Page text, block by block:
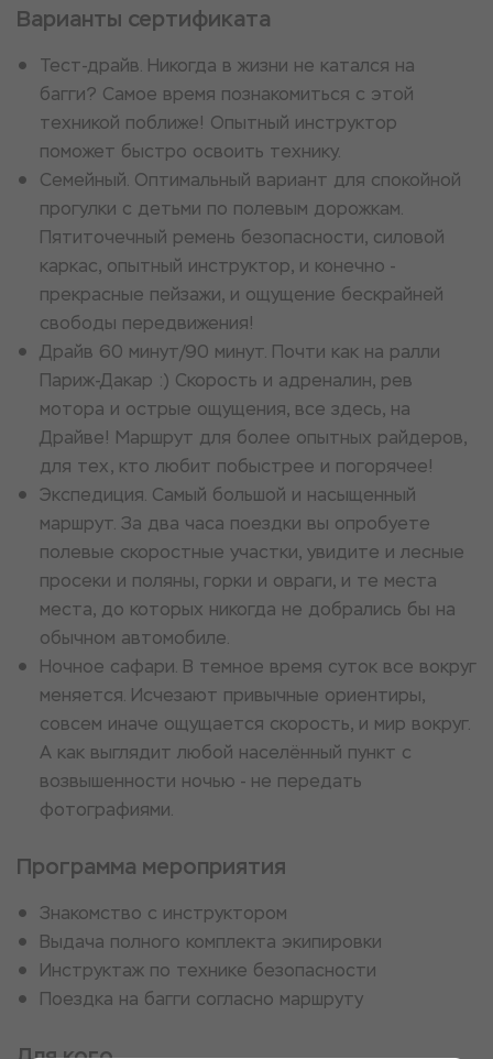
Варианты сертификата
Тест-драйв. Никогда в жизни не катался на
багги? Самое время познакомиться с этой
техникой поближе! Опытный инструктор
поможет быстро освоить технику.
Семейный. Оптимальный вариант для спокойной
прогулки с детьми по полевым дорожкам.
Пятиточечный ремень безопасности, силовой
каркас, опытный инструктор, и конечно -
прекрасные пейзажи, и ощущение бескрайней
свободы передвижения!
Драйв 60 минут/90 минут. Почти как на ралли
Париж-Дакар :) Скорость и адреналин, рев
мотора и острые ощущения, все здесь, на
Драйве! Маршрут для более опытных райдеров,
для тех, кто любит побыстрее и погорячее!
Экспедиция. Самый большой и насыщенный
маршрут. За два часа поездки вы опробуете
полевые скоростные участки, увидите и лесные
просеки и поляны, горки и овраги, и те места
места, до которых никогда не добрались бы на
обычном автомобиле.
Ночное сафари. В темное время суток все вокруг
меняется. Исчезают привычные ориентиры,
совсем иначе ощущается скорость, и мир вокруг.
А как выглядит любой населённый пункт с
возвышенности ночью - не передать
фотографиями.
Программа мероприятия
Знакомство с инструктором
Выдача полного комплекта экипировки
Инструктаж по технике безопасности
Поездка на багги согласно маршруту